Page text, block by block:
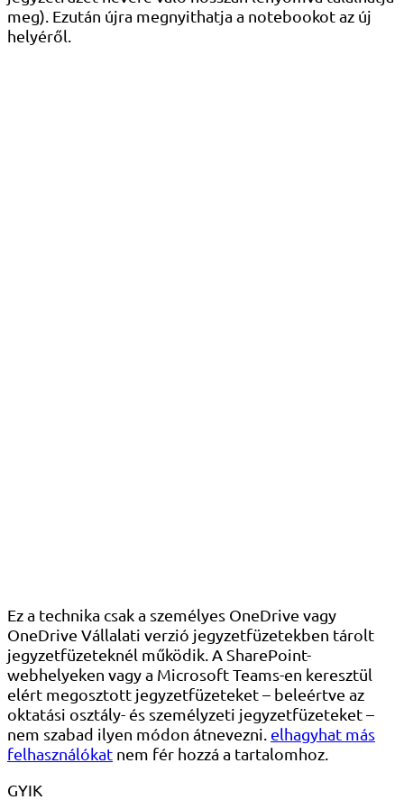
meg). Ezután újra megnyithatja a notebookot az új
helyéről.
Ez a technika csak a személyes OneDrive vagy
OneDrive Vállalati verzió jegyzetfüzetekben tárolt
jegyzetfüzeteknél működik. A SharePoint-
webhelyeken vagy a Microsoft Teams-en keresztül
elért megosztott jegyzetfüzeteket – beleértve az
oktatási osztály- és személyzeti jegyzetfüzeteket –
nem szabad ilyen módon átnevezni. elhagyhat más
felhasználókat nem fér hozzá a tartalomhoz.
GYIK